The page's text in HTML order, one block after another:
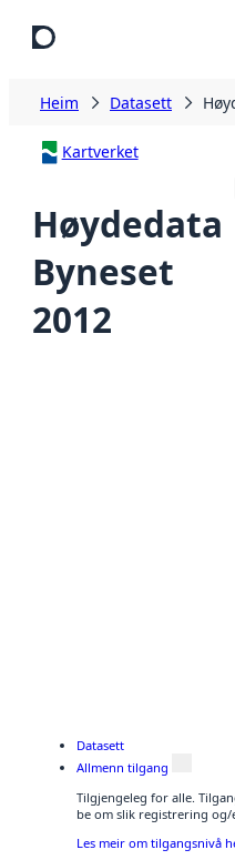
Heim Datasett
Kartverket
Høydedata
Byneset
2012
Datasett
Allmenn tilgang
Tilgjengeleg for alle.
be om slik registrering og/
Les meir om tilgangsnivå